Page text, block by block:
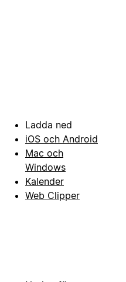
Ladda ned
iOS och Android
Mac och
Windows
Kalender
Web Clipper